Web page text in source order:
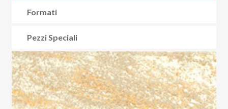
Formati
Pezzi Speciali